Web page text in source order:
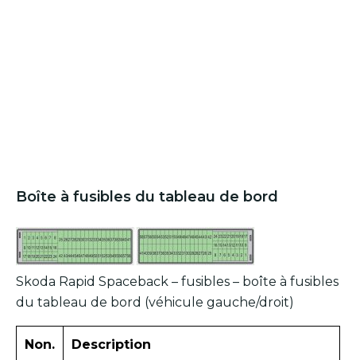
Boîte à fusibles du tableau de bord
Skoda Rapid Spaceback – fusibles – boîte à fusibles
du tableau de bord (véhicule gauche/droit)
Non. Description